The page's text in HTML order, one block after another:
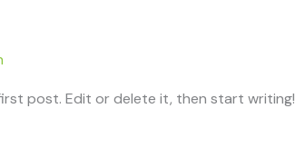
post. Edit or delete it, then start writing!